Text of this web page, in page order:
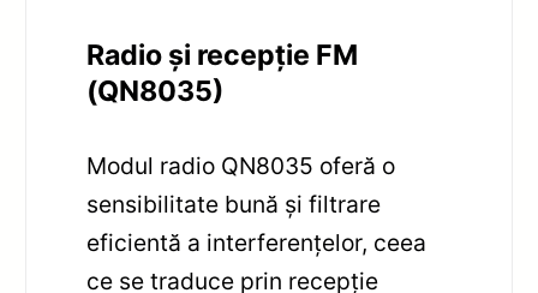
Radio și recepție FM
(QN8035)
Modul radio QN8035 oferă o
sensibilitate bună și filtrare
eficientă a interferențelor, ceea
ce se traduce prin recepție